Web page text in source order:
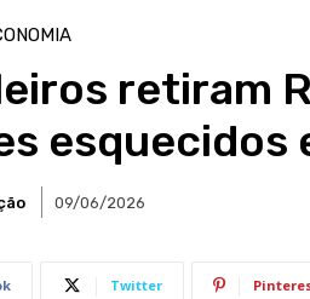
retiram
esquecidos
09/06/2026
Twitter